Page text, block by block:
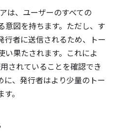
は、ユーザーのすべての
図を持ちます。ただし、す
行者に送信されるため、トー
い果たされます。これによ
されていることを確認でき
に、発行者はより少量のトー
。